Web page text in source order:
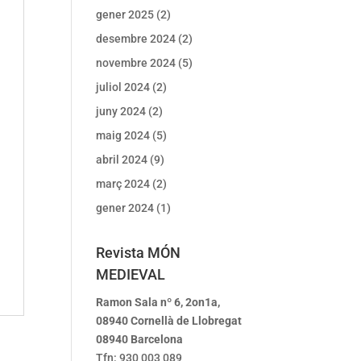
gener 2025 (2)
desembre 2024 (2)
novembre 2024 (5)
juliol 2024 (2)
juny 2024 (2)
maig 2024 (5)
abril 2024 (9)
març 2024 (2)
gener 2024 (1)
Revista MÓN
MEDIEVAL
Ramon Sala nº 6, 2on1a,
08940 Cornellà de Llobregat
08940 Barcelona
Tfn: 930 003 089